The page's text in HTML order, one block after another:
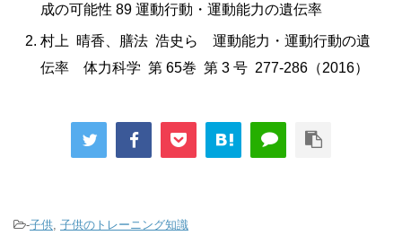
成の可能性 89 運動行動・運動能力の遺伝率
村上 晴香、膳法 浩史ら 運動能力・運動行動の遺
伝率 体力科学 第 65巻 第 3 号 277-286（2016）
-子供 子供のトレーニング知識